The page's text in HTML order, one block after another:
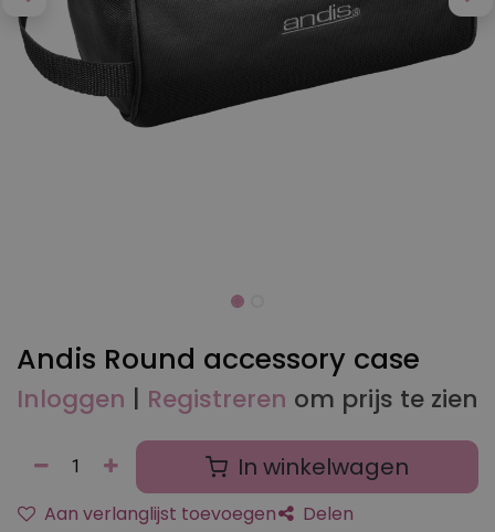
Andis Round accessory case
Inloggen Registreren om prijs te zien
In winkelwagen
Aan verlanglijst toevoegen Delen